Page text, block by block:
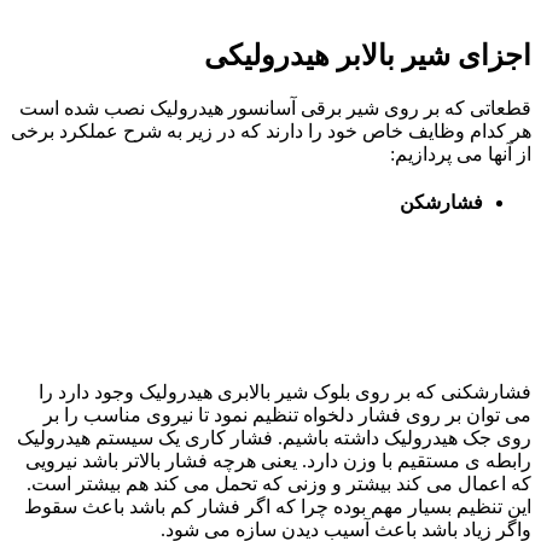
اجزای شیر بالابر هیدرولیکی
قطعاتی که بر روی شیر برقی آسانسور هیدرولیک نصب شده است
هر کدام وظایف خاص خود را دارند که در زیر به شرح عملکرد برخی
از آنها می پردازیم:
فشارشکن
فشارشکنی که بر روی بلوک شیر بالابری هیدرولیک وجود دارد را
می توان بر روی فشار دلخواه تنظیم نمود تا نیروی مناسب را بر
روی جک هیدرولیک داشته باشیم. فشار کاری یک سیستم هیدرولیک
رابطه ی مستقیم با وزن دارد. یعنی هرچه فشار بالاتر باشد نیرویی
که اعمال می کند بیشتر و وزنی که تحمل می کند هم بیشتر است.
این تنظیم بسیار مهم بوده چرا که اگر فشار کم باشد باعث سقوط
واگر زیاد باشد باعث آسیب دیدن سازه می شود.